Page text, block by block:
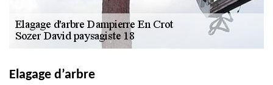
Elagage d’arbre